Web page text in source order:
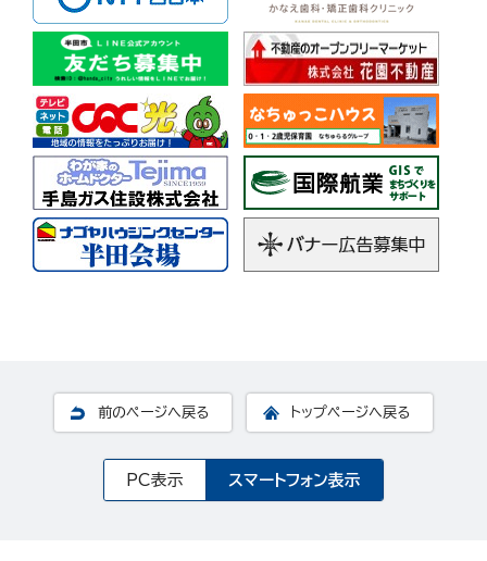
前のページへ戻る トップページへ戻る
PC表示 スマートフォン表示